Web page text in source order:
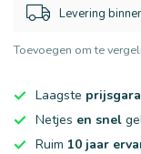
Levering
Toevoegen om te
Laagste
Netjes en snel
Ruim 10 jaar